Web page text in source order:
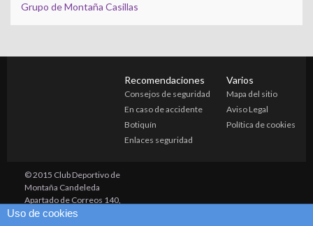
Grupo de Montaña Casillas
Recomendaciones
Consejos de seguridad
En caso de accidente
Botiquín
Enlaces seguridad
Varios
Mapa del sitio
Aviso Legal
Política de cookies
© 2015 Club Deportivo de
Montaña Candeleda
Apartado de Correos 140,
Candeleda (05480) Avila
Uso de cookies